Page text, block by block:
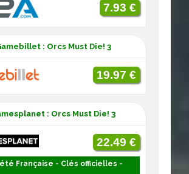
7.93 €
: Orcs Must Die! 3
19.97 €
: Orcs Must Die! 3
22.49 €
Française - Clés officielles -